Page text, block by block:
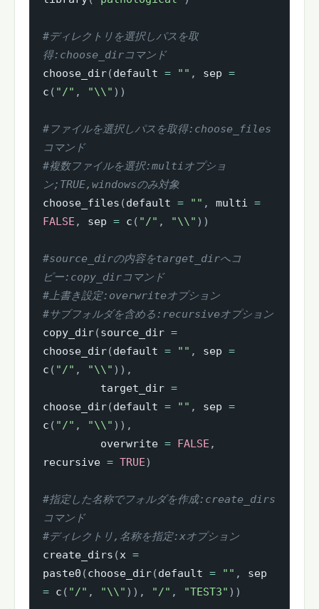
#ディレクトリを選択しパスを取
得:choose_dirコマンド
choose_dir(default = "" , sep =
c ( "/" , "\\" ) )
#ファイルを選択しパスを取得:choose_files
コマンド
#複数ファイルを選択:multiオプショ
ン;TRUE,windowsのみ対象
choose_files (default = "" , multi =
FALSE , sep = c ( "/" , "\\" ) )
#source_dirの内容をtarget_dirへコ
ピー:copy_dirコマンド
#上書き設定:overwriteオプション
#サブフォルダを含める:recursiveオプション
copy_dir(source_dir =
choose_dir(default = "" , sep =
c ( "/" , "\\" ) ) ,
         target_dir
=
choose_dir(default = "" , sep =
c ( "/" , "\\" ) ) ,
         overwrite
= FALSE ,
recursive = TRUE)
#指定した名称でフォルダを作成:create_dirs
コマンド
#ディレクトリ,名称を指定:xオプション
create_dirs (x =
paste0 (choose_dir(default = "" ,
= c ( "/" , "\\" ) ) , "/" , "TEST3" ) )